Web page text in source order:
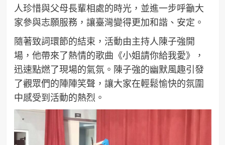
人珍惜與父母長輩相處的時光，並進一步呼籲大
家參與志願服務，讓臺灣變得更加和諧、安定。
隨著致詞環節的結束，活動由主持人陳子強開
場，他帶來了熱情的歌曲《小姐請你給我愛》，
迅速點燃了現場的氣氛。陳子強的幽默風趣引發
了觀眾們的陣陣笑聲，讓大家在輕鬆愉快的氛圍
中感受到活動的熱烈。